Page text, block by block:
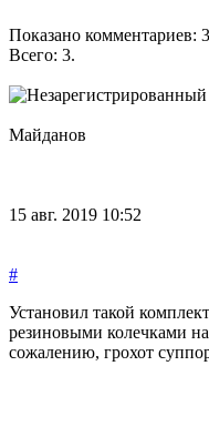
Показано комментариев: 3
Всего: 3.
Майданов
15 авг. 2019 10:52
#
Установил такой
резиновыми колечками
сожалению, грохот